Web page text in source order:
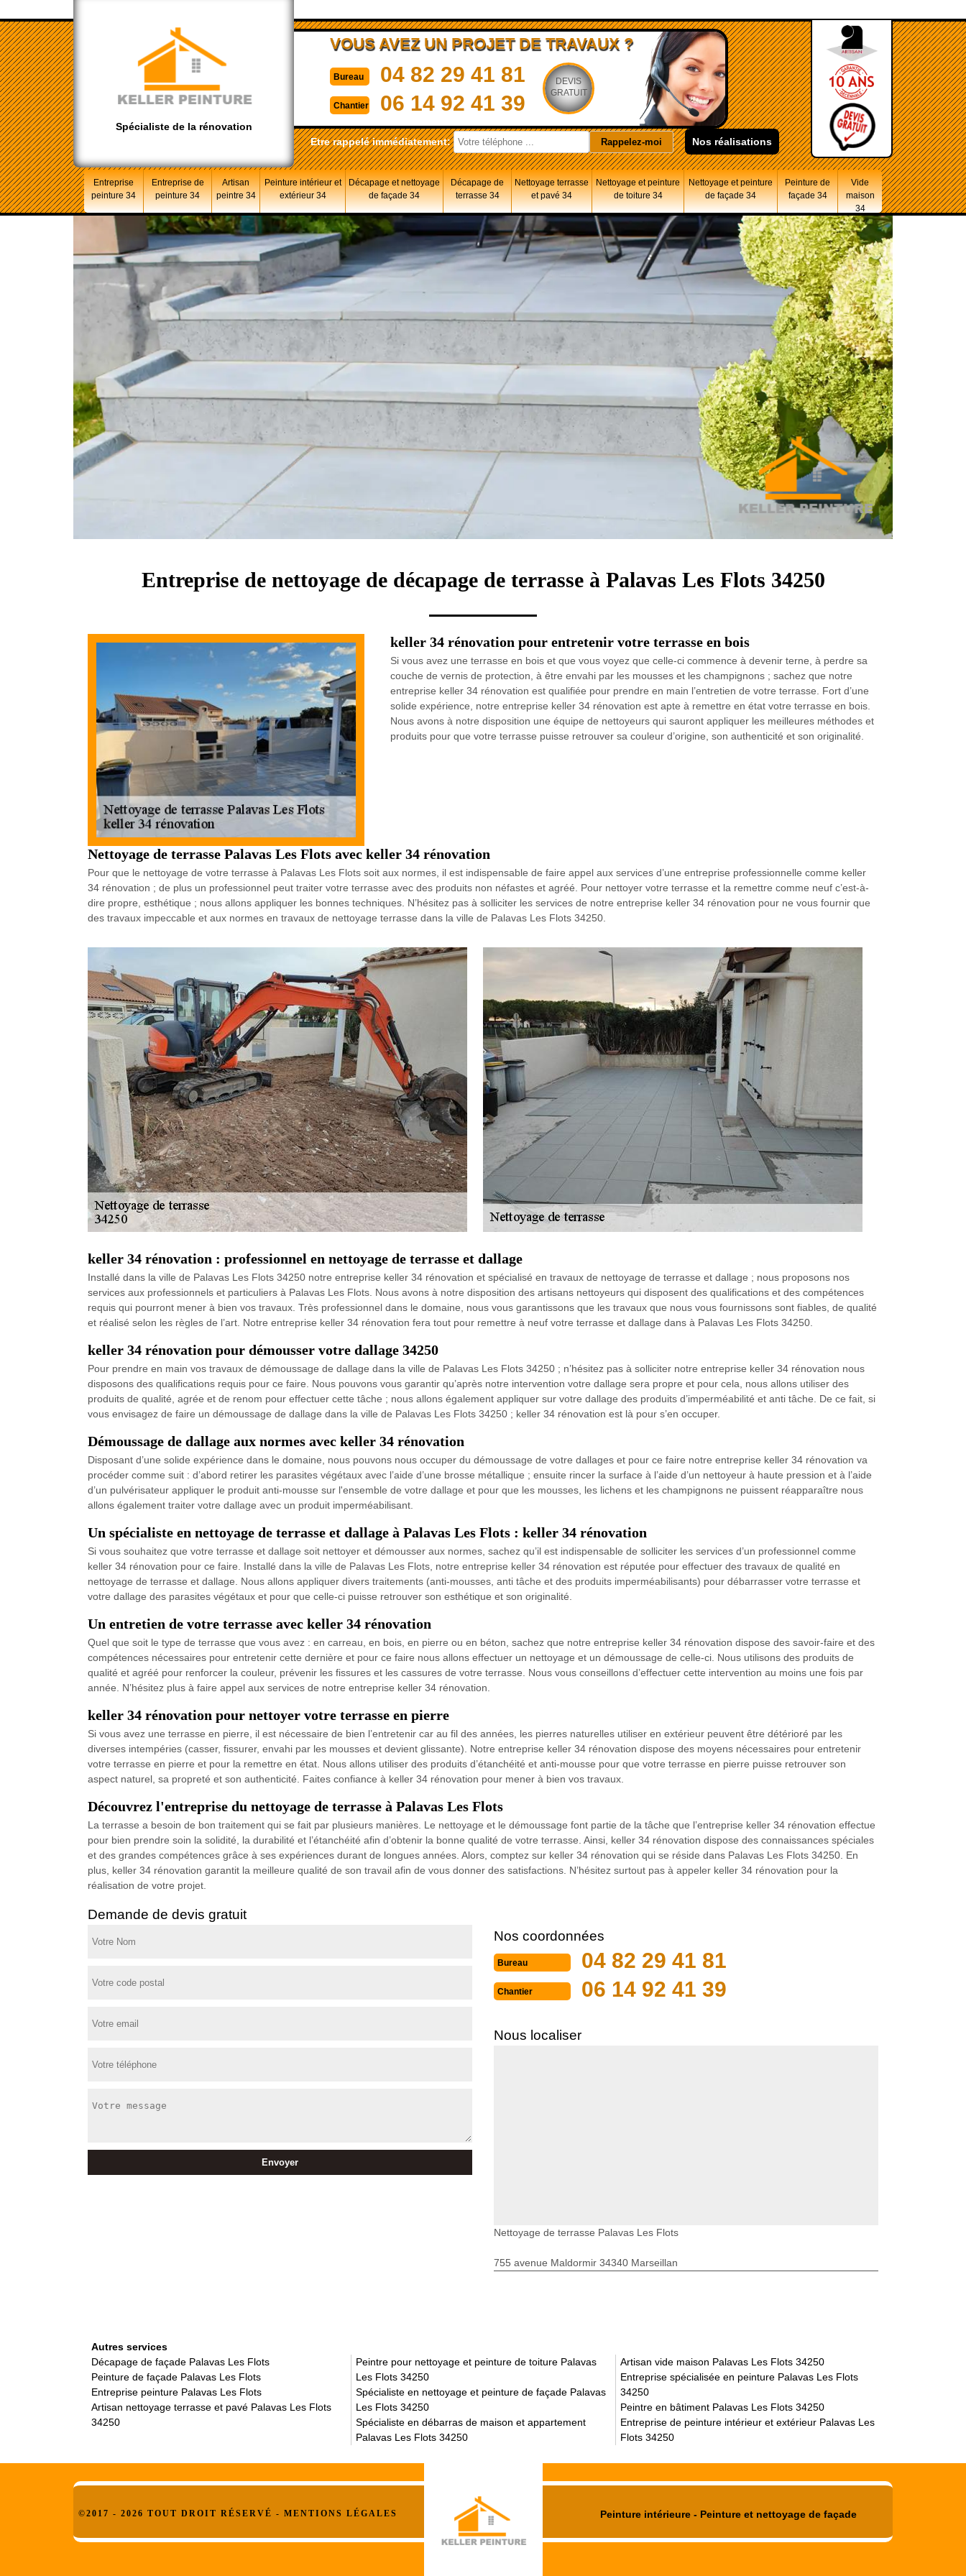
Spécialiste de la rénovation
VOUS AVEZ UN PROJET DE TRAVAUX ?
Bureau 04 82 29 41 81
Chantier 06 14 92 41 39
DEVIS
GRATUIT
Etre rappelé immédiatement: Nos réalisations
Entreprise
peinture 34
Entreprise de
peinture 34
Artisan
peintre 34
Peinture intérieur et
extérieur 34
Décapage et nettoyage
de façade 34
Décapage de
terrasse 34
Nettoyage terrasse
et pavé 34
Nettoyage et peinture
de toiture 34
Nettoyage et peinture
de façade 34
Peinture de
façade 34
Vide
maison
34
Entreprise de nettoyage de décapage de terrasse à Palavas Les Flots 34250
keller 34 rénovation pour entretenir votre terrasse en bois
Si vous avez une terrasse en bois et que vous voyez que celle-ci commence à devenir terne, à perdre sa
couche de vernis de protection, à être envahi par les mousses et les champignons ; sachez que notre
entreprise keller 34 rénovation est qualifiée pour prendre en main l’entretien de votre terrasse. Fort d’une
solide expérience, notre entreprise keller 34 rénovation est apte à remettre en état votre terrasse en bois.
Nous avons à notre disposition une équipe de nettoyeurs qui sauront appliquer les meilleures méthodes et
produits pour que votre terrasse puisse retrouver sa couleur d’origine, son authenticité et son originalité.
Nettoyage de terrasse Palavas Les Flots avec keller 34 rénovation
Pour que le nettoyage de votre terrasse à Palavas Les Flots soit aux normes, il est indispensable de faire appel aux services d’une entreprise professionnelle comme keller
34 rénovation ; de plus un professionnel peut traiter votre terrasse avec des produits non néfastes et agréé. Pour nettoyer votre terrasse et la remettre comme neuf c’est-à-
dire propre, esthétique ; nous allons appliquer les bonnes techniques. N’hésitez pas à solliciter les services de notre entreprise keller 34 rénovation pour ne vous fournir que
des travaux impeccable et aux normes en travaux de nettoyage terrasse dans la ville de Palavas Les Flots 34250.
keller 34 rénovation : professionnel en nettoyage de terrasse et dallage
Installé dans la ville de Palavas Les Flots 34250 notre entreprise keller 34 rénovation et spécialisé en travaux de nettoyage de terrasse et dallage ; nous proposons nos
services aux professionnels et particuliers à Palavas Les Flots. Nous avons à notre disposition des artisans nettoyeurs qui disposent des qualifications et des compétences
requis qui pourront mener à bien vos travaux. Très professionnel dans le domaine, nous vous garantissons que les travaux que nous vous fournissons sont fiables, de qualité
et réalisé selon les règles de l’art. Notre entreprise keller 34 rénovation fera tout pour remettre à neuf votre terrasse et dallage dans à Palavas Les Flots 34250.
keller 34 rénovation pour démousser votre dallage 34250
Pour prendre en main vos travaux de démoussage de dallage dans la ville de Palavas Les Flots 34250 ; n’hésitez pas à solliciter notre entreprise keller 34 rénovation nous
disposons des qualifications requis pour ce faire. Nous pouvons vous garantir qu’après notre intervention votre dallage sera propre et pour cela, nous allons utiliser des
produits de qualité, agrée et de renom pour effectuer cette tâche ; nous allons également appliquer sur votre dallage des produits d’imperméabilité et anti tâche. De ce fait, si
vous envisagez de faire un démoussage de dallage dans la ville de Palavas Les Flots 34250 ; keller 34 rénovation est là pour s’en occuper.
Démoussage de dallage aux normes avec keller 34 rénovation
Disposant d’une solide expérience dans le domaine, nous pouvons nous occuper du démoussage de votre dallages et pour ce faire notre entreprise keller 34 rénovation va
procéder comme suit : d’abord retirer les parasites végétaux avec l’aide d’une brosse métallique ; ensuite rincer la surface à l’aide d’un nettoyeur à haute pression et à l’aide
d’un pulvérisateur appliquer le produit anti-mousse sur l'ensemble de votre dallage et pour que les mousses, les lichens et les champignons ne puissent réapparaître nous
allons également traiter votre dallage avec un produit imperméabilisant.
Un spécialiste en nettoyage de terrasse et dallage à Palavas Les Flots : keller 34 rénovation
Si vous souhaitez que votre terrasse et dallage soit nettoyer et démousser aux normes, sachez qu’il est indispensable de solliciter les services d’un professionnel comme
keller 34 rénovation pour ce faire. Installé dans la ville de Palavas Les Flots, notre entreprise keller 34 rénovation est réputée pour effectuer des travaux de qualité en
nettoyage de terrasse et dallage. Nous allons appliquer divers traitements (anti-mousses, anti tâche et des produits imperméabilisants) pour débarrasser votre terrasse et
votre dallage des parasites végétaux et pour que celle-ci puisse retrouver son esthétique et son originalité.
Un entretien de votre terrasse avec keller 34 rénovation
Quel que soit le type de terrasse que vous avez : en carreau, en bois, en pierre ou en béton, sachez que notre entreprise keller 34 rénovation dispose des savoir-faire et des
compétences nécessaires pour entretenir cette dernière et pour ce faire nous allons effectuer un nettoyage et un démoussage de celle-ci. Nous utilisons des produits de
qualité et agréé pour renforcer la couleur, prévenir les fissures et les cassures de votre terrasse. Nous vous conseillons d’effectuer cette intervention au moins une fois par
année. N’hésitez plus à faire appel aux services de notre entreprise keller 34 rénovation.
keller 34 rénovation pour nettoyer votre terrasse en pierre
Si vous avez une terrasse en pierre, il est nécessaire de bien l’entretenir car au fil des années, les pierres naturelles utiliser en extérieur peuvent être détérioré par les
diverses intempéries (casser, fissurer, envahi par les mousses et devient glissante). Notre entreprise keller 34 rénovation dispose des moyens nécessaires pour entretenir
votre terrasse en pierre et pour la remettre en état. Nous allons utiliser des produits d’étanchéité et anti-mousse pour que votre terrasse en pierre puisse retrouver son
aspect naturel, sa propreté et son authenticité. Faites confiance à keller 34 rénovation pour mener à bien vos travaux.
Découvrez l'entreprise du nettoyage de terrasse à Palavas Les Flots
La terrasse a besoin de bon traitement qui se fait par plusieurs manières. Le nettoyage et le démoussage font partie de la tâche que l’entreprise keller 34 rénovation effectue
pour bien prendre soin la solidité, la durabilité et l’étanchéité afin d’obtenir la bonne qualité de votre terrasse. Ainsi, keller 34 rénovation dispose des connaissances spéciales
et des grandes compétences grâce à ses expériences durant de longues années. Alors, comptez sur keller 34 rénovation qui se réside dans Palavas Les Flots 34250. En
plus, keller 34 rénovation garantit la meilleure qualité de son travail afin de vous donner des satisfactions. N’hésitez surtout pas à appeler keller 34 rénovation pour la
réalisation de votre projet.
Demande de devis gratuit
Nos coordonnées
Bureau 04 82 29 41 81
Chantier 06 14 92 41 39
Nous localiser
Nettoyage de terrasse Palavas Les Flots
755 avenue Maldormir 34340 Marseillan
Autres services
Décapage de façade Palavas Les Flots
Peinture de façade Palavas Les Flots
Entreprise peinture Palavas Les Flots
Artisan nettoyage terrasse et pavé Palavas Les Flots
34250
Peintre pour nettoyage et peinture de toiture Palavas
Les Flots 34250
Spécialiste en nettoyage et peinture de façade Palavas
Les Flots 34250
Spécialiste en débarras de maison et appartement
Palavas Les Flots 34250
Artisan vide maison Palavas Les Flots 34250
Entreprise spécialisée en peinture Palavas Les Flots
34250
Peintre en bâtiment Palavas Les Flots 34250
Entreprise de peinture intérieur et extérieur Palavas Les
Flots 34250
©2017 - 2026 TOUT DROIT RÉSERVÉ - MENTIONS LÉGALES Peinture intérieure - Peinture et nettoyage de façade